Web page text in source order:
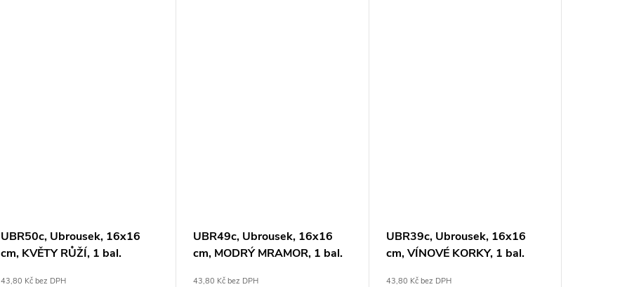
UBR50c, Ubrousek, 16x16
cm, KVĚTY RŮŽÍ, 1 bal.
43,80 Kč bez DPH
UBR49c, Ubrousek, 16x16
cm, MODRÝ MRAMOR, 1 bal.
43,80 Kč bez DPH
UBR39c, Ubrousek, 16x16
cm, VÍNOVÉ KORKY, 1 bal.
43,80 Kč bez DPH